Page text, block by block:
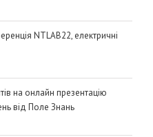
NTLAB22, електричні
на онлайн презентацію
від Поле Знань